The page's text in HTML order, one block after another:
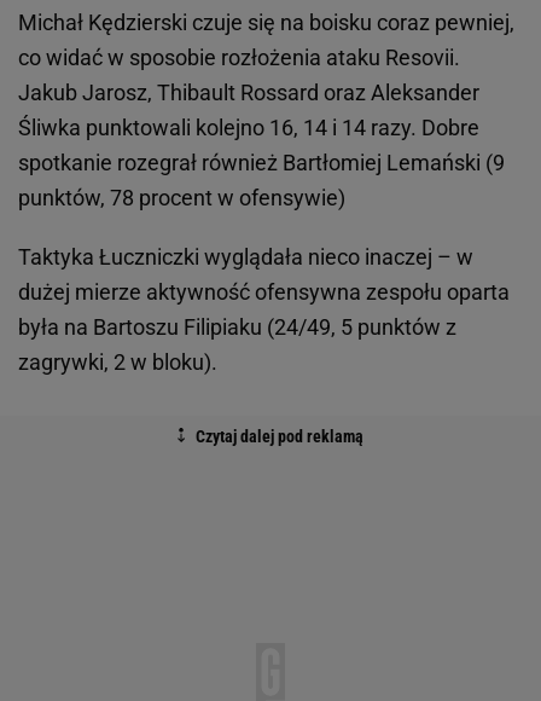
Michał Kędzierski czuje się na boisku coraz pewniej,
co widać w sposobie rozłożenia ataku Resovii.
Jakub Jarosz, Thibault Rossard oraz Aleksander
Śliwka punktowali kolejno 16, 14 i 14 razy. Dobre
spotkanie rozegrał również Bartłomiej Lemański (9
punktów, 78 procent w ofensywie)
Taktyka Łuczniczki wyglądała nieco inaczej – w
dużej mierze aktywność ofensywna zespołu oparta
była na Bartoszu Filipiaku (24/49, 5 punktów z
zagrywki, 2 w bloku).